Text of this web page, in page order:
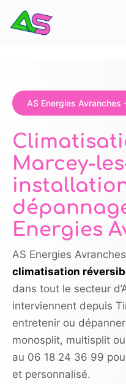
AS Energies
Marcey-
Energies
AS Energies
climatisation
dans tout le secteur
interviennent depuis
entretenir ou
monosplit, multisplit
au 06 18 24 36 99
et personnalisé.